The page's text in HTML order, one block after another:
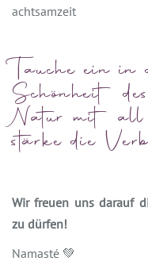
achtsamzeit
Tauche ein
Schönheit
Natur mit all
stärke die
Wir freuen uns darauf
zu dürfen!
Namasté 💚